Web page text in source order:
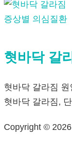
증상별 의심질환
혓바닥 갈
혓바닥 갈라짐
혓바닥 갈라짐,
Copyright ©